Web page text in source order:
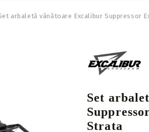
Genti & huse
Corzi & cabluri
Corzi recurve
Prese compound
arbaletă vânătoare Excalibur Suppressor
Set
Strata